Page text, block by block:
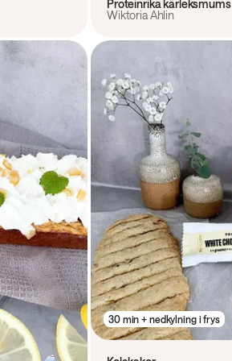
Proteinrika kärleksmums
Wiktoria Ahlin
30 min + nedkylning i frys